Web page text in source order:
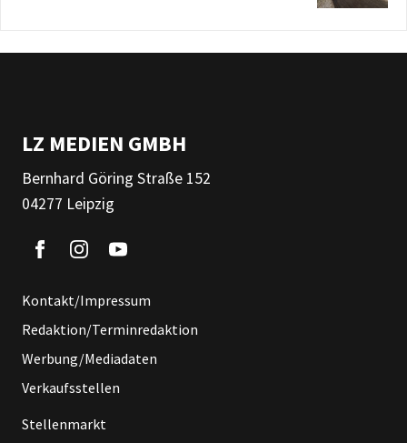
LZ MEDIEN GMBH
Bernhard Göring Straße 152
04277 Leipzig
Kontakt/Impressum
Redaktion/Terminredaktion
Werbung/Mediadaten
Verkaufsstellen
Stellenmarkt